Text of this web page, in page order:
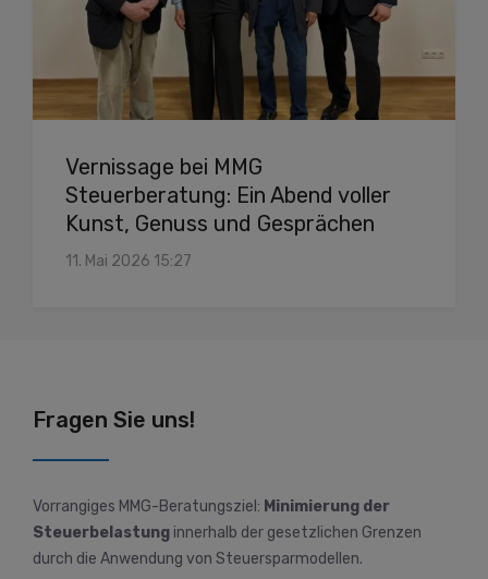
Vernissage bei MMG
Steuerberatung: Ein Abend voller
Kunst, Genuss und Gesprächen
11. Mai 2026 15:27
Fragen Sie uns!
Vorrangiges MMG-Beratungsziel: Minimierung der
Steuerbelastung innerhalb der gesetzlichen Grenzen
durch die Anwendung von Steuersparmodellen.